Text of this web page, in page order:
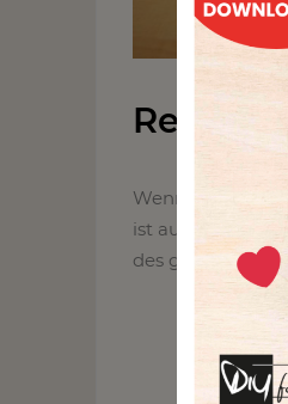
Wenn Rudolph
ist auf dem
des großen